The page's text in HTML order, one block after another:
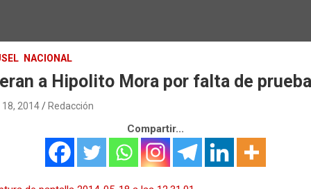
NACIONAL
a Hipolito Mora por falta de
2014 Redacción
Compartir...